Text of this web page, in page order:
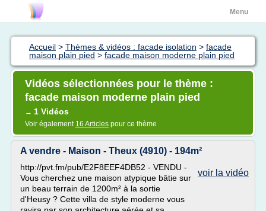
Menu
Accueil > Thèmes & vidéos : facade isolation > facade
maison plain pied > facade maison moderne plain pied
Vidéos sélectionnées pour le thème :
facade maison moderne plain pied
→ 1 Vidéos
Voir également 16 Articles pour ce thème
A vendre - Maison - Theux (4910) - 194m²
voir la vidéo
http://pvt.fm/pub/E2F8EEF4DB52 - VENDU -
Vous cherchez une maison atypique bâtie sur
un beau terrain de 1200m² à la sortie
d'Heusy ? Cette villa de style moderne vous